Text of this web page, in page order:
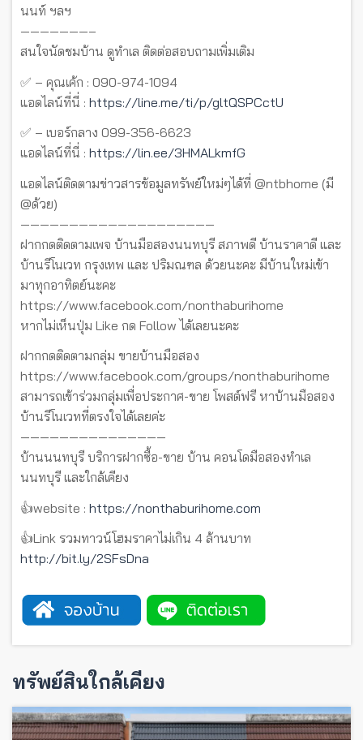
นนท์ ฯลฯ
———————–
สนใจนัดชมบ้าน ดูทำเล ติดต่อสอบถามเพิ่มเติม
✅ – คุณเค้ก : 090-974-1094
แอดไลน์ที่นี่ : https://line.me/ti/p/gltQSPCctU
✅ – เบอร์กลาง 099-356-6623
แอดไลน์ที่นี่ : https://lin.ee/3HMALkmfG
แอดไลน์ติดตามข่าวสารข้อมูลทรัพย์ใหม่ๆได้ที่ @ntbhome (มี
@ด้วย)
————————————————————
ฝากกดติดตามเพจ บ้านมือสองนนทบุรี สภาพดี บ้านราคาดี และ
บ้านรีโนเวท กรุงเทพ และ ปริมณฑล ด้วยนะคะ มีบ้านใหม่เข้า
มาทุกอาทิตย์นะคะ
https://www.facebook.com/nonthaburihome
หากไม่เห็นปุ่ม Like กด Follow ได้เลยนะคะ
ฝากกดติดตามกลุ่ม ขายบ้านมือสอง
https://www.facebook.com/groups/nonthaburihome
สามารถเข้าร่วมกลุ่มเพื่อประกาศ-ขาย โพสต์ฟรี หาบ้านมือสอง
บ้านรีโนเวทที่ตรงใจได้เลยค่ะ
———————————————
บ้านนนทบุรี บริการฝากซื้อ-ขาย บ้าน คอนโดมือสองทำเล
นนทบุรี และใกล้เคียง
👍website : https://nonthaburihome.com
👍Link รวมทาวน์โฮมราคาไม่เกิน 4 ล้านบาท
http://bit.ly/2SFsDna
ทรัพย์สินใกล้เคียง